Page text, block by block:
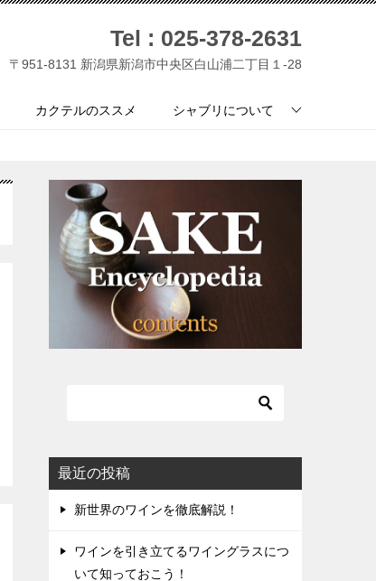
Tel : 025-378-2631
〒951-8131 新潟県新潟市中央区白山浦二丁目１-28
カクテルのススメ シャブリについて
最近の投稿
新世界のワインを徹底解説！
ワインを引き立てるワイングラスにつ
いて知っておこう！